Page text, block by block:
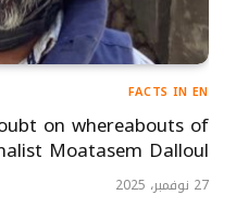
FACTS IN EN
on whereabouts of
Moatasem Dalloul
27 نوفمبر، 2025